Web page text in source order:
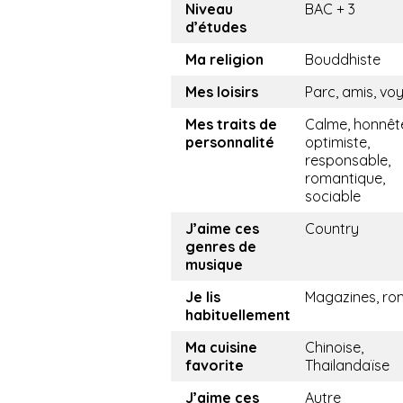
Niveau
d’études
BAC + 3
Ma religion
Bouddhiste
Mes loisirs
Parc, amis,
Mes traits de
personnalité
Calme,
optimiste,
responsable,
romantique,
sociable
J’aime ces
genres de
musique
Country
Je lis
habituellement
Magazines,
Ma cuisine
favorite
Chinoise,
Thailandaïse
J’aime ces
Autre